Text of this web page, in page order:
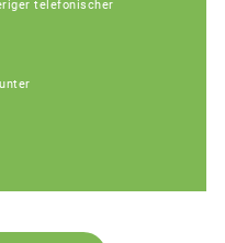
telefonischer